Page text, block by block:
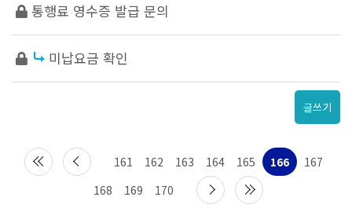
통행료 영수증 발급 문의
미납요금 확인
글쓰기
161 162 163 164 165 166
167
168
169 170